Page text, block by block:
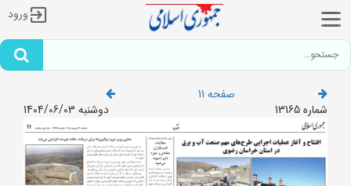
ورود
صفحه 11
شماره 13165
دوشنبه 1404/06/03